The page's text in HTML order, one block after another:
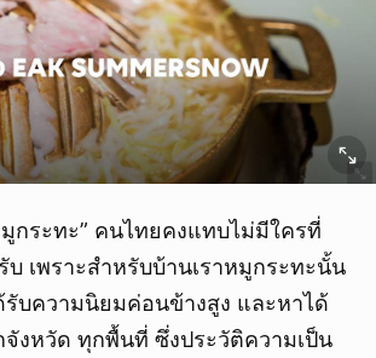
กระทะ” คนไทยคงแทบไม่มีใครที่
เพราะสำหรับบ้านเราหมูกระทะนั้น
รับความนิยมค่อนข้างสูง และหาได้
งหวัด ทุกพื้นที่ ซึ่งประวัติความเป็น